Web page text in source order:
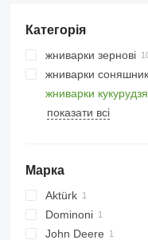
Категорія
жниварки зернові
жниварки
жниварки
показати всі
Марка
Aktürk
Dominoni
Kaiman
John Deere